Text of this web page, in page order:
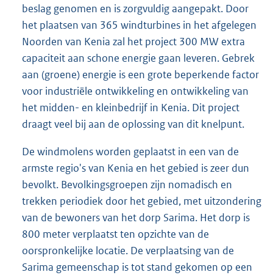
beslag genomen en is zorgvuldig aangepakt. Door
het plaatsen van 365 windturbines in het afgelegen
Noorden van Kenia zal het project 300 MW extra
capaciteit aan schone energie gaan leveren. Gebrek
aan (groene) energie is een grote beperkende factor
voor industriële ontwikkeling en ontwikkeling van
het midden- en kleinbedrijf in Kenia. Dit project
draagt veel bij aan de oplossing van dit knelpunt.
De windmolens worden geplaatst in een van de
armste regio's van Kenia en het gebied is zeer dun
bevolkt. Bevolkingsgroepen zijn nomadisch en
trekken periodiek door het gebied, met uitzondering
van de bewoners van het dorp Sarima. Het dorp is
800 meter verplaatst ten opzichte van de
oorspronkelijke locatie. De verplaatsing van de
Sarima gemeenschap is tot stand gekomen op een